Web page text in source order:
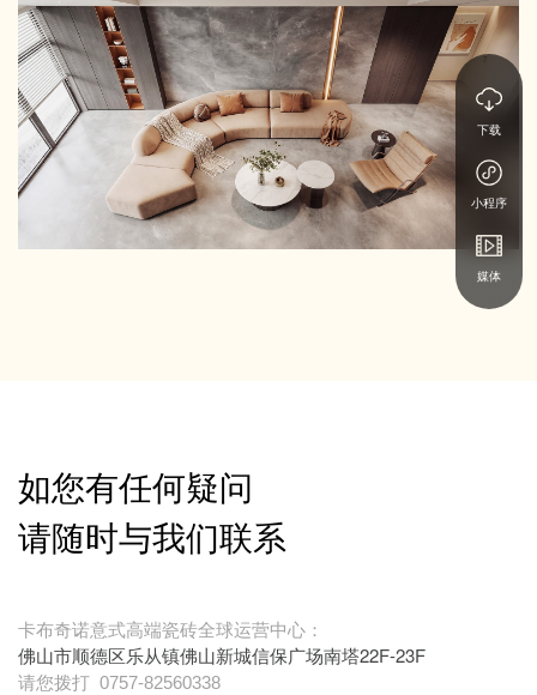
如您有任何疑问
请随时与我们联系
卡布奇诺意式高端瓷砖全球运营中心：
佛山市顺德区乐从镇佛山新城信保广场南塔22F-23F
请您拨打 0757-82560338
下载
小程序
媒体